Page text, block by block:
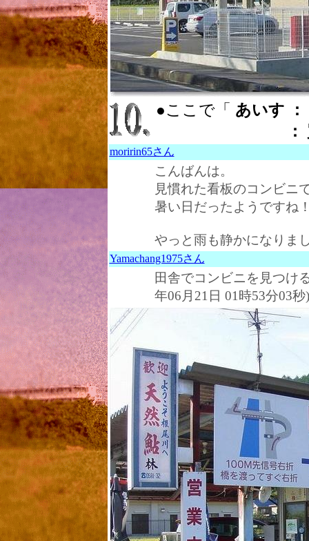
●ここで「 あいす ：
moririn65さん
こんばんは。
見慣れた看板のコンビニ
暑い日だったようですね
やっと雨も静かになりま
Yamachang1975さん
田舎でコンビニを見つけ
年06月21日 01時53分03秒)